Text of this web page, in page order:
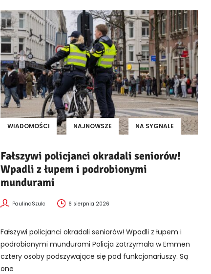
WIADOMOŚCI NAJNOWSZE NA SYGNALE
Fałszywi policjanci okradali seniorów!
Wpadli z łupem i podrobionymi
mundurami
PaulinaSzulc 6 sierpnia 2026
Fałszywi policjanci okradali seniorów! Wpadli z łupem i
podrobionymi mundurami Policja zatrzymała w Emmen
cztery osoby podszywające się pod funkcjonariuszy. Są
one